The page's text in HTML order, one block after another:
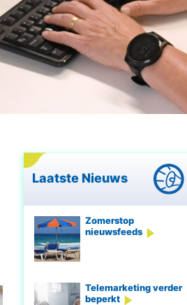
Laatste Nieuws
Zomerstop
nieuwsfeeds
Telemarketing verder
beperkt